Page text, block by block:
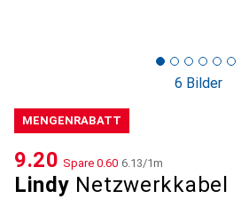
6 Bilder
MENGENRABATT
Lindy Netzwerkkabel
CHF
9.20 Spare CHF
0.60 CHF
6.13/1m